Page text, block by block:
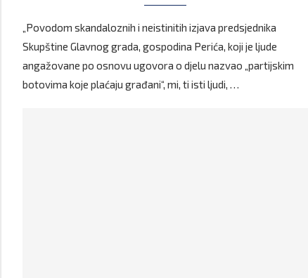
„Povodom skandaloznih i neistinitih izjava predsjednika
Skupštine Glavnog grada, gospodina Perića, koji je ljude
angažovane po osnovu ugovora o djelu nazvao „partijskim
botovima koje plaćaju građani“, mi, ti isti ljudi, …